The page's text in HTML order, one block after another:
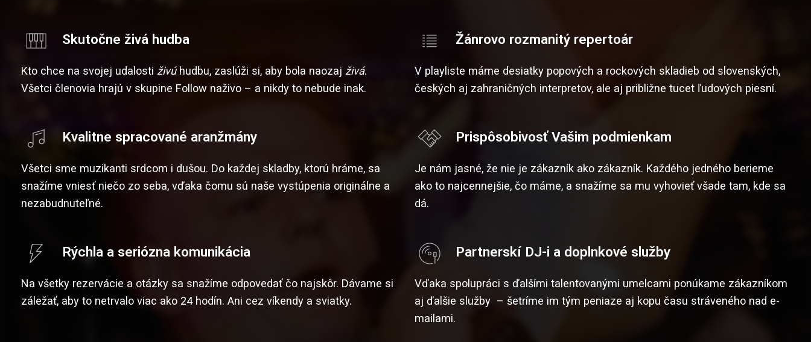
Skutočne živá hudba
Kto chce na svojej udalosti živúhudbu, zaslúži si, aby bola naozaj živá.
Všetci členovia hrajú v skupine Follow naživo – a nikdy to nebude inak.
Žánrovo rozmanitý repertoár
V playliste máme desiatky popových a rockových skladieb od slovenských,
českých aj zahraničných interpretov, ale aj približne tucet ľudových piesní.
Kvalitne spracované aranžmány
Všetci sme muzikanti srdcom i dušou. Do každej skladby, ktorú hráme, sa
snažíme vniesť niečo zo seba, vďaka čomu sú naše vystúpenia originálne a
nezabudnuteľné.
Prispôsobivosť Vašim podmienkam
Je nám jasné, že nie je zákazník ako zákazník. Každého jedného berieme
ako to najcennejšie, čo máme, a snažíme sa mu vyhovieť všade tam, kde sa
dá.
Rýchla a seriózna komunikácia
Na všetky rezervácie a otázky sa snažíme odpovedať čo najskôr. Dávame si
záležať, aby to netrvalo viac ako 24 hodín. Ani cez víkendy a sviatky.
Partnerskí DJ-i a doplnkové služby
Vďaka spolupráci s ďalšími talentovanými umelcami ponúkame zákazníkom
aj ďalšie služby – šetríme im tým peniaze aj kopu času stráveného nad e-
mailami.